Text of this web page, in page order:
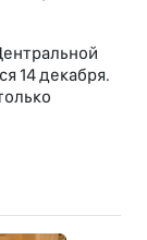
14 декабря.